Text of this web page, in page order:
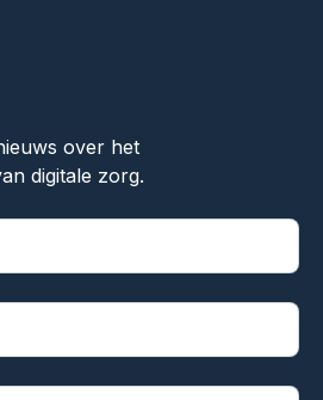
over het
digitale zorg.